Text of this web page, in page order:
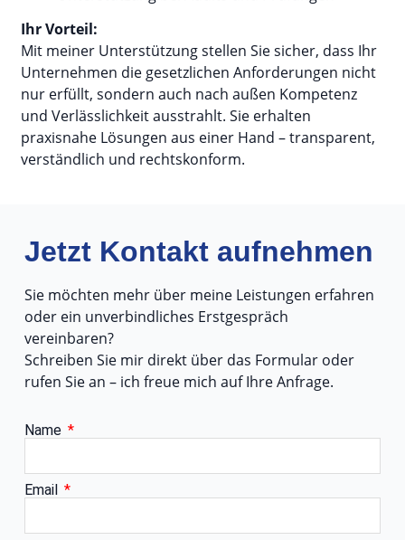
Ihr Vorteil:
Mit meiner Unterstützung stellen Sie sicher, dass Ihr
Unternehmen die gesetzlichen Anforderungen nicht
nur erfüllt, sondern auch nach außen Kompetenz
und Verlässlichkeit ausstrahlt. Sie erhalten
praxisnahe Lösungen aus einer Hand – transparent,
verständlich und rechtskonform.
Jetzt Kontakt aufnehmen
Sie möchten mehr über meine Leistungen erfahren
oder ein unverbindliches Erstgespräch
vereinbaren?
Schreiben Sie mir direkt über das Formular oder
rufen Sie an – ich freue mich auf Ihre Anfrage.
Name
Email